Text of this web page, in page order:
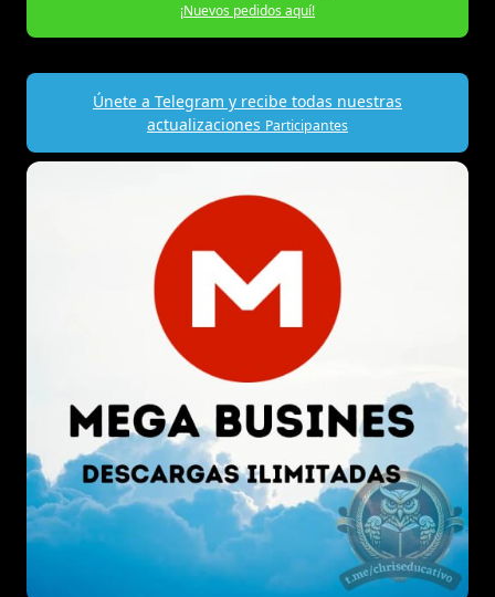
¡Nuevos pedidos aquí!
Únete a Telegram y recibe todas nuestras
actualizaciones Participantes